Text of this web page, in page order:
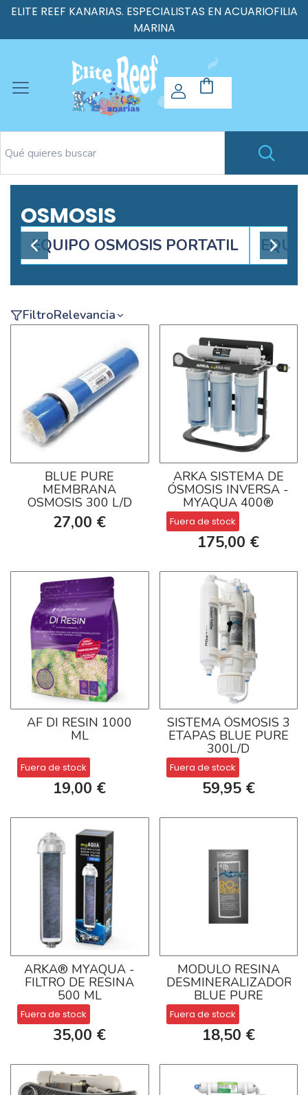
ELITE REEF KANARIAS. ESPECIALISTAS EN ACUARIOFILIA
MARINA
OSMOSIS
EQUIPO OSMOSIS PORTATIL
FiltroRelevancia
BLUE PURE
MEMBRANA
OSMOSIS 300 L/D
27,00 €
ARKA SISTEMA DE
ÓSMOSIS INVERSA -
MYAQUA 400®
Fuera de stock
175,00 €
AF DI RESIN 1000
ML
Fuera de stock
19,00 €
SISTEMA ÓSMOSIS 3
ETAPAS BLUE PURE
300L/D
Fuera de stock
59,95 €
ARKA® MYAQUA -
FILTRO DE RESINA
500 ML
Fuera de stock
35,00 €
MODULO RESINA
DESMINERALIZADORA
BLUE PURE
Fuera de stock
18,50 €